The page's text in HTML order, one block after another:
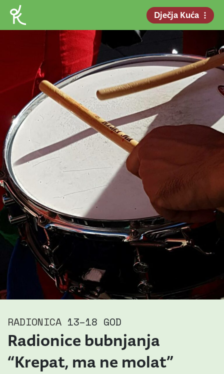
Dječja Kuća
RADIONICA 13–18 GOD
Radionice bubnjanja
“Krepat, ma ne molat”